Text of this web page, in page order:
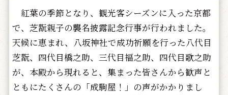
紅葉の季節となり、観光客シーズンに入った京都
で、芝翫親子の襲名披露記念行事が行われました。
天候に恵まれ、八坂神社で成功祈願を行った八代目
芝翫、四代目橋之助、三代目福之助、四代目歌之助
が、本殿から現れると、集まった皆さんから歓声と
ともにたくさんの「成駒屋！」の声がかかりまし